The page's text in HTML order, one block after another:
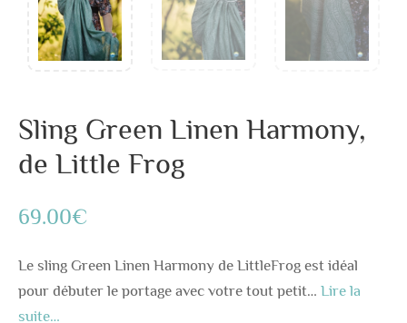
Sling Green Linen Harmony,
de Little Frog
69.00€
Le sling Green Linen Harmony de LittleFrog est idéal
pour débuter le portage avec votre tout petit… Lire la
suite…